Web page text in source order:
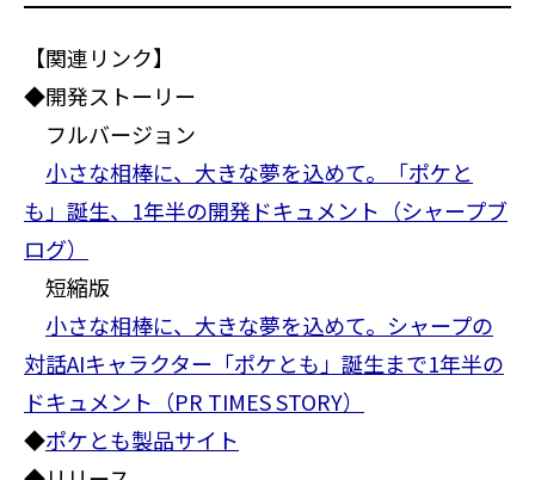
【関連リンク】
◆開発ストーリー
フルバージョン
小さな相棒に、大きな夢を込めて。「ポケと
も」誕生、1年半の開発ドキュメント（シャープブ
ログ）
短縮版
小さな相棒に、大きな夢を込めて。シャープの
対話AIキャラクター「ポケとも」誕生まで1年半の
ドキュメント（PR TIMES STORY）
◆ポケとも製品サイト